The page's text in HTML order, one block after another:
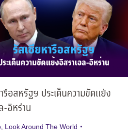
รือสหรัฐฯ ประเด็นความขัดแย้ง
-อิหร่าน
Look Around The World